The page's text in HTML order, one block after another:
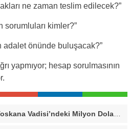
ne zaman teslim edilecek?”
sorumluları kimler?”
adalet önünde buluşacak?”
yapmıyor; hesap sorulmasının
İstanbul ,Büyükçekmece Toskana Vadisi’ndeki Milyon Dolarlık Villa İçin Savcılık Harekete Geçti! 138,40 Metrekarelik Kaçak Alan Tespit Edildi